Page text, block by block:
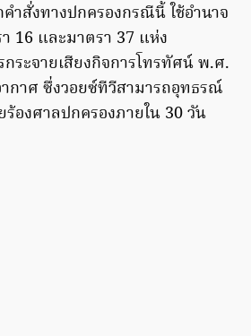
ำสั่งทางปกครองกรณีนี้ ใช้อำนาจ
16 และมาตรา 37 แห่ง
ระจายเสียงกิจการโทรทัศน์ พ.ศ.
ากาศ ซึ่งวอยซ์ทีวีสามารถอุทธรณ์
ร้องศาลปกครองภายใน 30 วัน